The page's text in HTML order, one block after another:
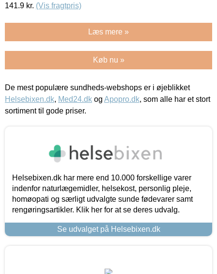
141.9 kr. (Vis fragtpris)
Læs mere »
Køb nu »
De mest populære sundheds-webshops er i øjeblikket
Helsebixen.dk, Med24.dk og Apopro.dk, som alle har et stort
sortiment til gode priser.
Helsebixen.dk har mere end 10.000 forskellige varer
indenfor naturlægemidler, helsekost, personlig pleje,
homøopati og særligt udvalgte sunde fødevarer samt
rengøringsartikler. Klik her for at se deres udvalg.
Se udvalget på Helsebixen.dk